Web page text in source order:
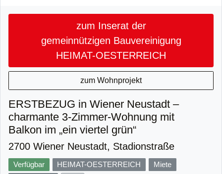
zum Inserat der
gemeinnützigen Bauvereinigung
HEIMAT-OESTERREICH
zum Wohnprojekt
ERSTBEZUG in Wiener Neustadt –
charmante 3-Zimmer-Wohnung mit
Balkon im „ein viertel grün“
2700 Wiener Neustadt, Stadionstraße
Verfügbar HEIMAT-OESTERREICH
Miete